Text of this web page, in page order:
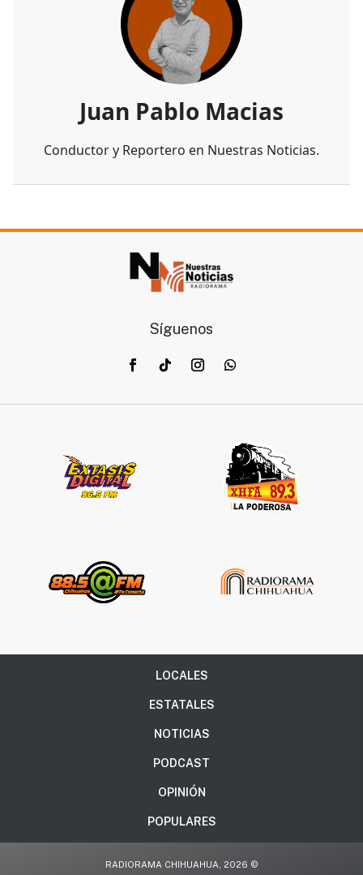
Juan Pablo Macias
Conductor y Reportero en Nuestras Noticias.
Síguenos
LOCALES
ESTATALES
NOTICIAS
PODCAST
OPINIÓN
POPULARES
RADIORAMA CHIHUAHUA, 2026 ©